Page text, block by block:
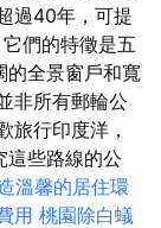
過40年，可提
們的特徵是五
的全景窗戶和寬
非所有郵輪公
旅行印度洋，
這些路線的公
溫馨的居住環
用 桃園除白蟻